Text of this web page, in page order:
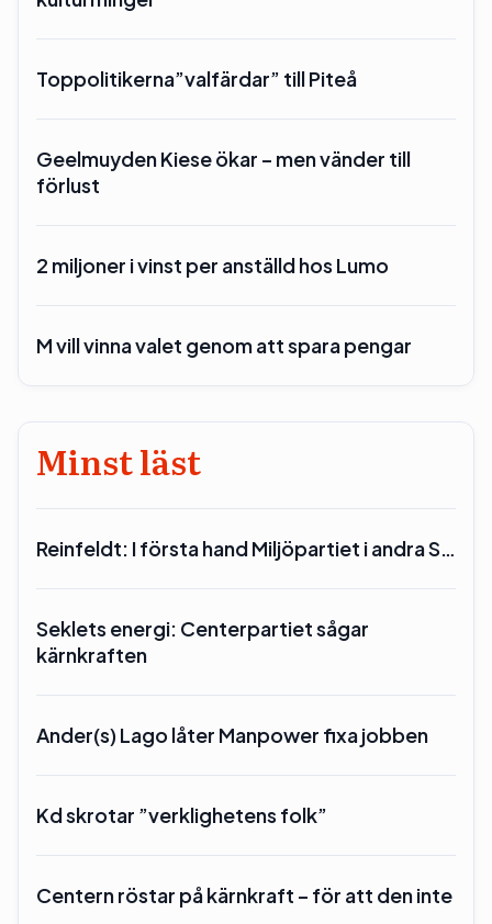
Toppolitikerna”valfärdar” till Piteå
Geelmuyden Kiese ökar – men vänder till
förlust
2 miljoner i vinst per anställd hos Lumo
M vill vinna valet genom att spara pengar
Minst läst
Reinfeldt: I första hand Miljöpartiet i andra S…
Seklets energi: Centerpartiet sågar
kärnkraften
Ander(s) Lago låter Manpower fixa jobben
Kd skrotar ”verklighetens folk”
Centern röstar på kärnkraft – för att den inte